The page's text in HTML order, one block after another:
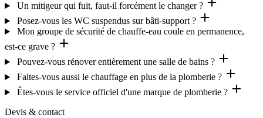
Un mitigeur qui fuit, faut-il forcément le changer ?
Posez-vous les WC suspendus sur bâti-support ?
Mon groupe de sécurité de chauffe-eau coule en permanence,
est-ce grave ?
Pouvez-vous rénover entièrement une salle de bains ?
Faites-vous aussi le chauffage en plus de la plomberie ?
Êtes-vous le service officiel d'une marque de plomberie ?
Devis & contact